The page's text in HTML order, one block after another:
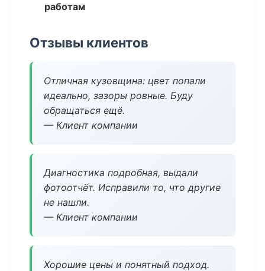
работам
Отзывы клиентов
Отличная кузовщина: цвет попали
идеально, зазоры ровные. Буду
обращаться ещё.
— Клиент компании
Диагностика подробная, выдали
фотоотчёт. Исправили то, что другие
не нашли.
— Клиент компании
Хорошие цены и понятный подход.